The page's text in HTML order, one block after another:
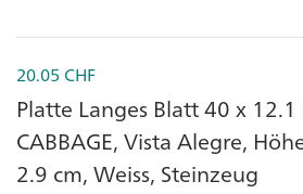
20.05 CHF
Platte Langes Blatt 40 x 12.1
CABBAGE, Vista Alegre,
2.9 cm, Weiss, Steinzeug